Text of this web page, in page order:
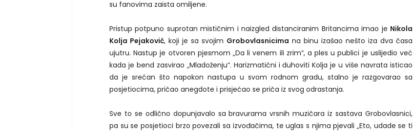
su fanovima zaista omiljene.
Pristup potpuno suprotan mističnim i naizgled distanciranim Britancima imao je Nikola
Kolja Pejaković, koji je sa svojim Grobovlasnicima na binu izašao nešto iza dva časa
ujutru. Nastup je otvoren pjesmom „Da li venem ili zrim“, a ples u publici je uslijedio već
kada je bend zasvirao „Mladoženju“. Harizmatični i duhoviti Kolja je u više navrata isticao
da je srećan što napokon nastupa u svom rodnom gradu, stalno je razgovarao sa
posjetiocima, pričao anegdote i prisjećao se priča iz svog odrastanja.
Sve to se odlično dopunjavalo sa bravurama vrsnih muzičara iz sastava Grobovlasnici,
pa su se posjetioci brzo povezali sa izvođačima, te uglas s njima pjevali „Eto, udade se ti